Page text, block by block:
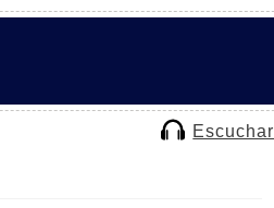
Escuchar